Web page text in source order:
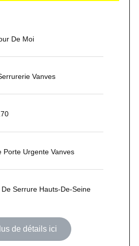
De Moi
Vanves
Porte Urgente Vanves
Serrure Hauts-De-Seine
de détails ici